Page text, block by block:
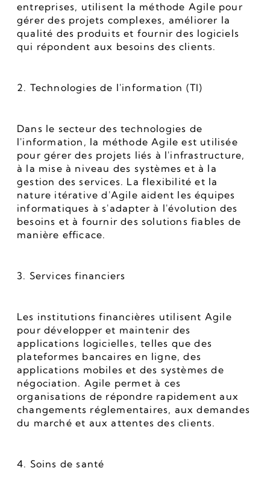
entreprises, utilisent la méthode Agile pour
gérer des projets complexes, améliorer la
qualité des produits et fournir des logiciels
qui répondent aux besoins des clients.
2. Technologies de l'information (TI)
Dans le secteur des technologies de
l'information, la méthode Agile est utilisée
pour gérer des projets liés à l'infrastructure,
à la mise à niveau des systèmes et à la
gestion des services. La flexibilité et la
nature itérative d'Agile aident les équipes
informatiques à s'adapter à l'évolution des
besoins et à fournir des solutions fiables de
manière efficace.
3. Services financiers
Les institutions financières utilisent Agile
pour développer et maintenir des
applications logicielles, telles que des
plateformes bancaires en ligne, des
applications mobiles et des systèmes de
négociation. Agile permet à ces
organisations de répondre rapidement aux
changements réglementaires, aux demandes
du marché et aux attentes des clients.
4. Soins de santé